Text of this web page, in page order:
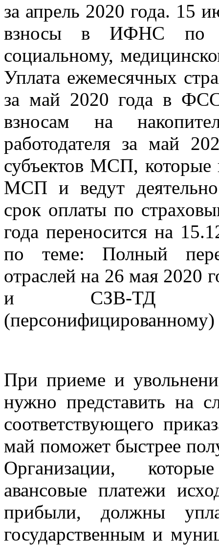
за апрель 2020 года. 15
взносы в ИФНС по
социальному,
Уплата ежемесячных
за май 2020 года в
взносам на
работодателя за май
субъектов МСП, которые
МСП и ведут
срок оплаты по
года переносится на
по теме: Полный
отраслей на 26 мая
и СЗВ-ТД по
(персонифицированному)
При приеме и
нужно представить на
соответствующего
май поможет быстрее
Организации,
авансовые платежи
прибыли, должны
государственным и